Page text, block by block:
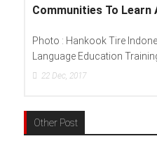
Communities To Learn
Photo : Hankook Tire
Language Education
22 Dec, 2017
Other Post